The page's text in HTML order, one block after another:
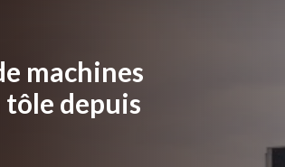
machines
depuis